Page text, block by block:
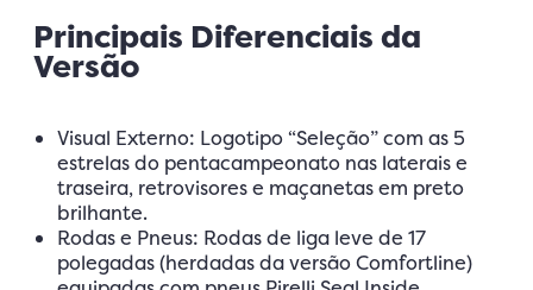
Principais Diferenciais da
Versão
Visual Externo: Logotipo “Seleção” com as 5
estrelas do pentacampeonato nas laterais e
traseira, retrovisores e maçanetas em preto
brilhante.
Rodas e Pneus: Rodas de liga leve de 17
polegadas (herdadas da versão Comfortline)